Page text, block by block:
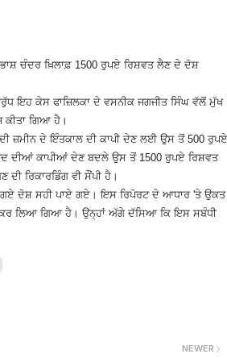
ਚੰਦਰ ਖ਼ਿਲਾਫ਼ 1500 ਰੁਪਏ ਰਿਸ਼ਵਤ ਲੈਣ ਦੇ ਦੋਸ਼
ਇਹ ਕੇਸ ਫਾਜ਼ਿਲਕਾ ਦੇ ਵਸਨੀਕ ਜਗਜੀਤ ਸਿੰਘ ਵੱਲੋਂ ਮੁੱਖ
ਗਿਆ ਹੈ।
ਜ਼ਮੀਨ ਦੇ ਇੰਤਕਾਲ ਦੀ ਕਾਪੀ ਦੇਣ ਲਈ ਉਸ ਤੋਂ 500 ਰੁਪਏ
ਦੀਆਂ ਕਾਪੀਆਂ ਦੇਣ ਬਦਲੇ ਉਸ ਤੋਂ 1500 ਰੁਪਏ ਰਿਸ਼ਵਤ
ਰਿਕਾਰਡਿੰਗ ਵੀ ਸੌਂਪੀ ਹੈ।
ਗਏ ਦੋਸ਼ ਸਹੀ ਪਾਏ ਗਏ। ਇਸ ਰਿਪੋਰਟ ਦੇ ਆਧਾਰ 'ਤੇ ਉਕਤ
ਕਰ ਲਿਆ ਗਿਆ ਹੈ। ਉਨ੍ਹਾਂ ਅੱਗੇ ਦੱਸਿਆ ਕਿ ਇਸ ਸਬੰਧੀ
NEWER